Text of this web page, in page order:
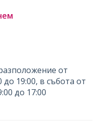
от
19:00, в събота от
до 17:00